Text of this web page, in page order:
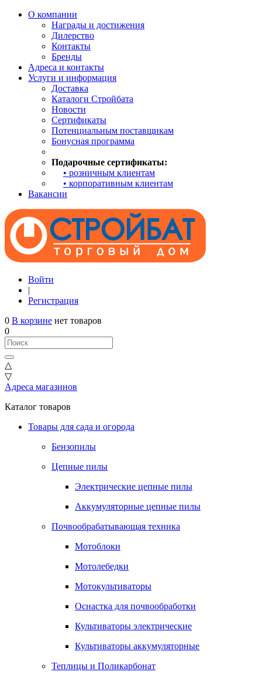
О компании
Награды и достижения
Дилерство
Контакты
Бренды
Адреса и контакты
Услуги и информация
Доставка
Каталоги Стройбата
Новости
Сертификаты
Потенциальным поставщикам
Бонусная программа
Подарочные сертификаты:
• розничным клиентам
• корпоративным клиентам
Вакансии
Войти
|
Регистрация
0 В корзине нет товаров
0
△
▽
Адреса магазинов
Каталог товаров
Товары для сада и огорода
Бензопилы
Цепные пилы
Электрические цепные пилы
Аккумуляторные цепные пилы
Почвообрабатывающая техника
Мотоблоки
Мотолебедки
Мотокультиваторы
Оснастка для почвообработки
Культиваторы электрические
Культиваторы аккумуляторные
Теплицы и Поликарбонат